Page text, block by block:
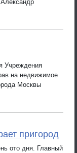
Учреждения
на недвижимое
Москвы
пригород
ото дня. Главный